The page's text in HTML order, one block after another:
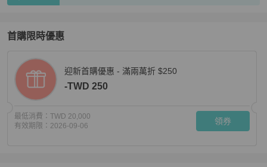
首購限時優惠
迎新首購優惠 - 滿兩萬折 $250
-TWD 250
最低消費： TWD 20,000
有效期限： 2026-09-06 領券